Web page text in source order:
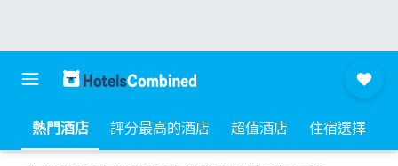
熱門酒店 評分最高的酒店 超值酒店 住宿選擇